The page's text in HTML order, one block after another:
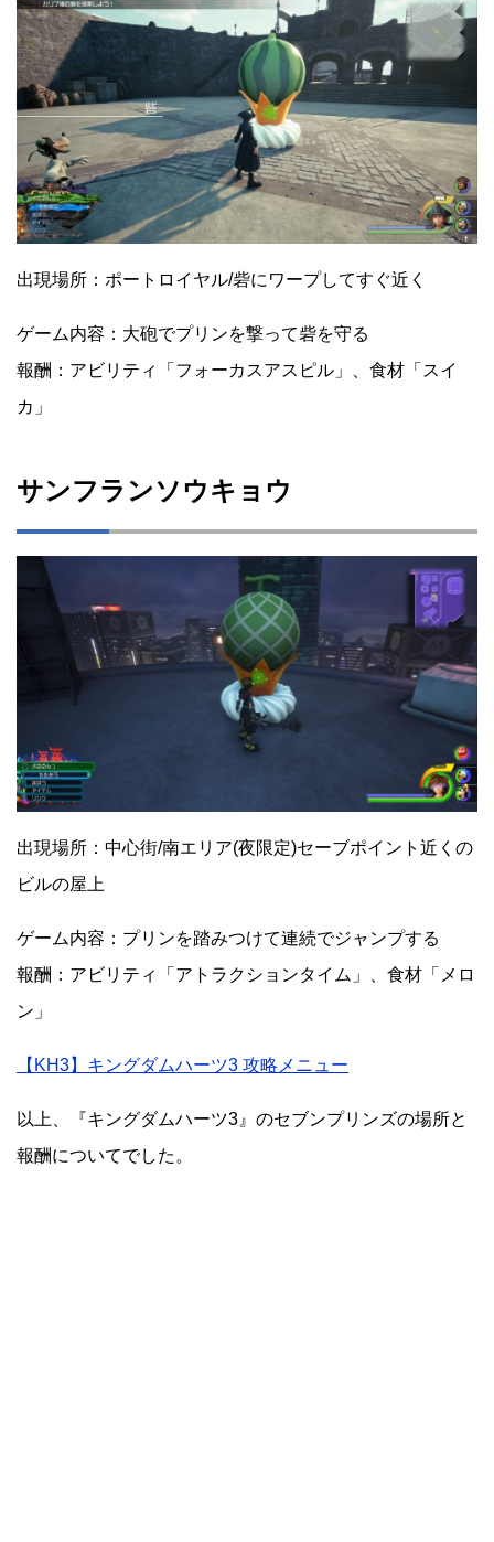
出現場所：ポートロイヤル/砦にワープしてすぐ近く
ゲーム内容：大砲でプリンを撃って砦を守る
報酬：アビリティ「フォーカスアスピル」、食材「スイ
カ」
サンフランソウキョウ
出現場所：中心街/南エリア(夜限定)セーブポイント近くの
ビルの屋上
ゲーム内容：プリンを踏みつけて連続でジャンプする
報酬：アビリティ「アトラクションタイム」、食材「メロ
ン」
【KH3】キングダムハーツ3 攻略メニュー
以上、『キングダムハーツ3』のセブンプリンズの場所と
報酬についてでした。